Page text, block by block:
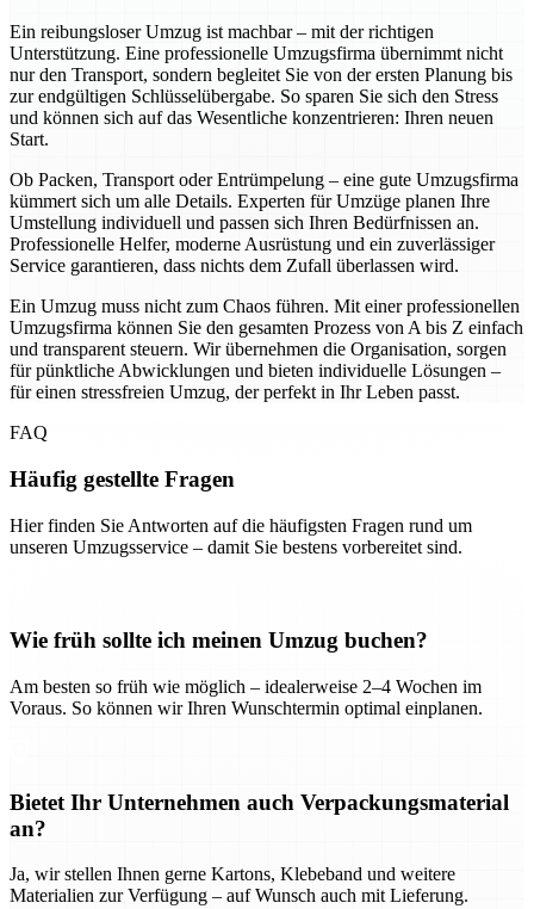
Ein reibungsloser Umzug ist machbar – mit der richtigen
Unterstützung. Eine professionelle Umzugsfirma übernimmt nicht
nur den Transport, sondern begleitet Sie von der ersten Planung bis
zur endgültigen Schlüsselübergabe. So sparen Sie sich den Stress
und können sich auf das Wesentliche konzentrieren: Ihren neuen
Start.
Ob Packen, Transport oder Entrümpelung – eine gute Umzugsfirma
kümmert sich um alle Details. Experten für Umzüge planen Ihre
Umstellung individuell und passen sich Ihren Bedürfnissen an.
Professionelle Helfer, moderne Ausrüstung und ein zuverlässiger
Service garantieren, dass nichts dem Zufall überlassen wird.
Ein Umzug muss nicht zum Chaos führen. Mit einer professionellen
Umzugsfirma können Sie den gesamten Prozess von A bis Z einfach
und transparent steuern. Wir übernehmen die Organisation, sorgen
für pünktliche Abwicklungen und bieten individuelle Lösungen –
für einen stressfreien Umzug, der perfekt in Ihr Leben passt.
FAQ
Häufig gestellte Fragen
Hier finden Sie Antworten auf die häufigsten Fragen rund um
unseren Umzugsservice – damit Sie bestens vorbereitet sind.
Wie früh sollte ich meinen Umzug buchen?
Am besten so früh wie möglich – idealerweise 2–4 Wochen im
Voraus. So können wir Ihren Wunschtermin optimal einplanen.
Bietet Ihr Unternehmen auch Verpackungsmaterial
an?
Ja, wir stellen Ihnen gerne Kartons, Klebeband und weitere
Materialien zur Verfügung – auf Wunsch auch mit Lieferung.